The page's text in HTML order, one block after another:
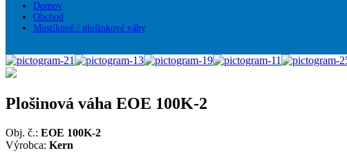
Domov
Obchod
Mostíkové / plošinkové váhy
Plošinová váha EOE 100K-2
Obj. č.: EOE 100K-2
Výrobca: Kern